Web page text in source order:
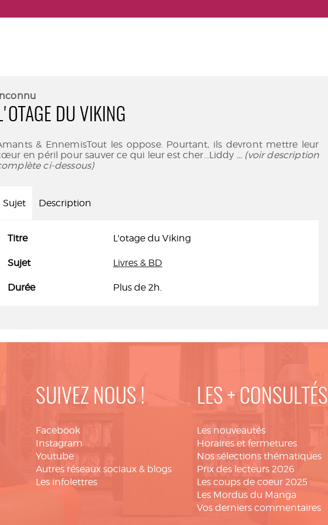
DU VIKING
& EnnemisTout les oppose. Pourtant, ils devront mettre leur
en péril pour sauver ce qui leur est cher…Liddy ... (voir description
ci-dessous)
Sujet Description
Titre L'otage du Viking
Sujet Livres & BD
Durée Plus de 2h.
SUIVEZ NOUS !
Facebook
Instagram
Youtube
Autres réseaux sociaux & blogs
Les infolettres
LES + CONSULTÉS
Les nouveautés
Horaires et fermetures
Nos sélections thématiques
Prix des lecteurs 2026
Les coups de coeur 2025
Les Mordus du Manga
Vos derniers commentaires